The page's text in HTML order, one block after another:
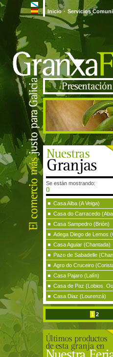
Inicio · Servicios
Se están mostrando:
()
Casa Alba (A Veiga)
Casa do Carracedo
Casa Sampedro (Brión)
Adega Diego de Lemos
Casa Aguiar (Chantada)
Pazo de Sabadelle
Agro do Cruceiro
Casa Pajaro (Lalín)
Casa de Paz (Lobios.
Casa Diaz (Lourenzá)
1 2